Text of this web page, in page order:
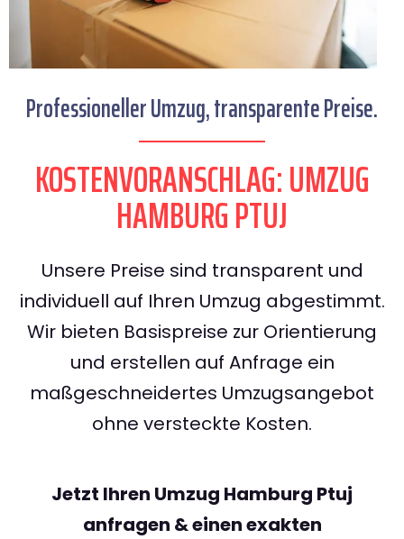
Professioneller Umzug, transparente Preise.
KOSTENVORANSCHLAG: UMZUG
HAMBURG PTUJ
Unsere Preise sind transparent und
individuell auf Ihren Umzug abgestimmt.
Wir bieten Basispreise zur Orientierung
und erstellen auf Anfrage ein
maßgeschneidertes Umzugsangebot
ohne versteckte Kosten.
Jetzt Ihren Umzug Hamburg Ptuj
anfragen & einen exakten